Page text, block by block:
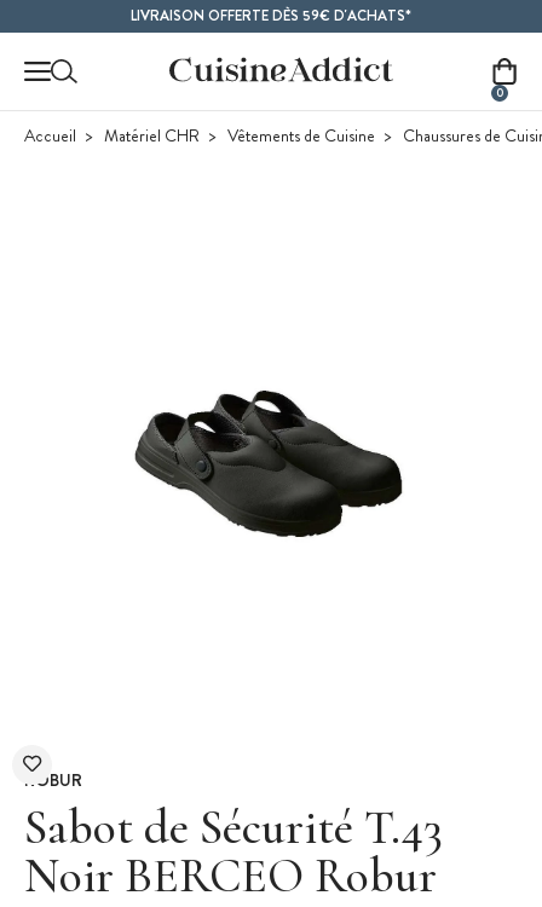
LIVRAISON OFFERTE DÈS 59€ D'ACHATS*
0
Accueil Matériel CHR Vêtements de Cuisine Chaussures de
ROBUR
Sabot de Sécurité T.43
Noir BERCEO Robur